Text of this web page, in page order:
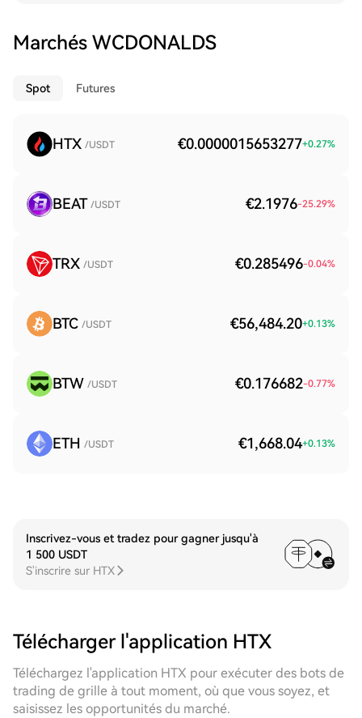
Marchés WCDONALDS
Spot Futures
HTX /USDT €0.0000015653277+0.27%
BEAT /USDT €2.1976-25.29%
TRX /USDT €0.285496-0.04%
BTC /USDT €56,484.20+0.13%
BTW /USDT €0.176682-0.77%
ETH /USDT €1,668.04+0.13%
Inscrivez-vous et tradez pour gagner jusqu'à
1 500 USDT
S'inscrire sur HTX
Télécharger l'application HTX
Téléchargez l'application HTX pour exécuter des bots de
trading de grille à tout moment, où que vous soyez, et
saisissez les opportunités du marché.